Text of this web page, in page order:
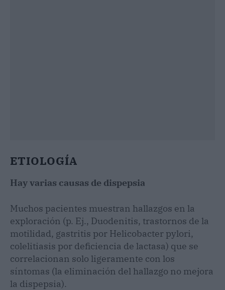
ETIOLOGÍA
Hay varias causas de dispepsia
Muchos pacientes muestran hallazgos en la
exploración (p. Ej., Duodenitis, trastornos de la
motilidad, gastritis por Helicobacter pylori,
colelitiasis por deficiencia de lactasa) que se
correlacionan solo ligeramente con los
síntomas (la eliminación del hallazgo no mejora
la dispepsia).